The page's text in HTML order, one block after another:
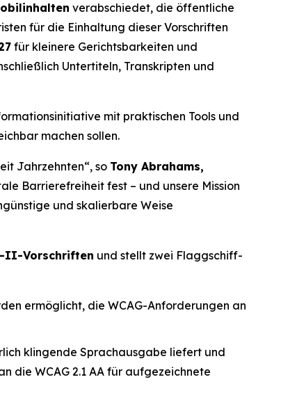
verabschiedet, die öffentliche
für die Einhaltung dieser Vorschriften
für kleinere Gerichtsbarkeiten und
Untertiteln, Transkripten und
mit praktischen Tools und
machen sollen.
Jahrzehnten“, so Tony Abrahams,
Barrierefreiheit fest – und unsere Mission
und skalierbare Weise
II-Vorschriften und stellt zwei Flaggschiff-
ermöglicht, die WCAG-Anforderungen an
klingende Sprachausgabe liefert und
die WCAG 2.1 AA für aufgezeichnete